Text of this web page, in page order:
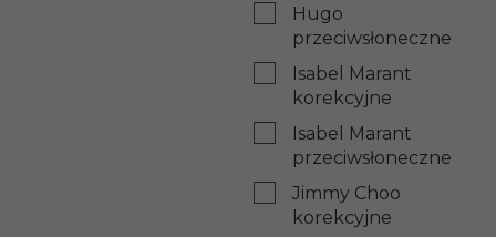
Hugo
przeciwsłoneczne
Isabel Marant
korekcyjne
Isabel Marant
przeciwsłoneczne
Jimmy Choo
korekcyjne